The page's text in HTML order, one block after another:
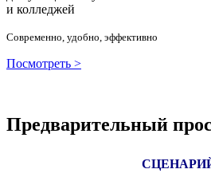
и колледжей
Современно, удобно, эффективно
Посмотреть >
Предварительный